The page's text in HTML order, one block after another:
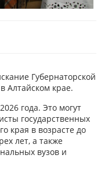
Губернаторской
Алтайском крае.
года. Это могут
государственных
края в возрасте до
лет, а также
вузов и